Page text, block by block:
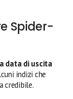
Spider-
data di uscita
indizi che
credibile.